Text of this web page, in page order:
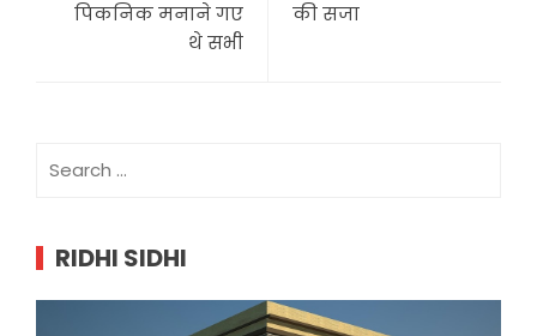
पिकनिक मनाने गए
थे सभी
की सजा
for:
RIDHI SIDHI